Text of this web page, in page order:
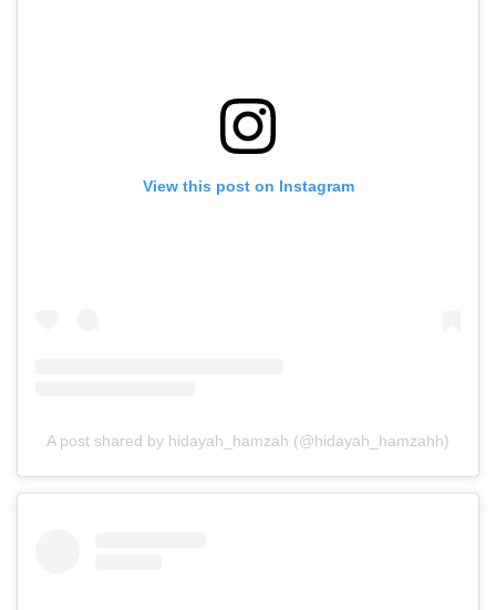
View this post on Instagram
A post shared by hidayah_hamzah (@hidayah_hamzahh)